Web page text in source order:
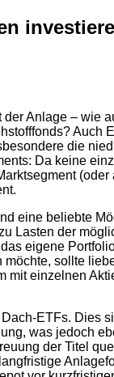
Anlage – wie
Auch
die
Da keine
eine beliebte
Lasten der
eigene
sollte
mit einzelnen
ETFs. Dies
was jedoch
der Titel